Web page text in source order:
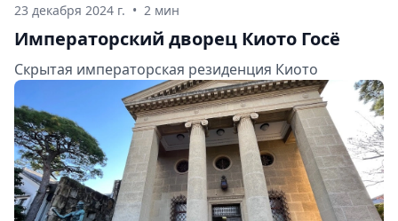
23 декабря 2024 г. • 2 мин
Императорский дворец Киото Госё
Скрытая императорская резиденция Киото